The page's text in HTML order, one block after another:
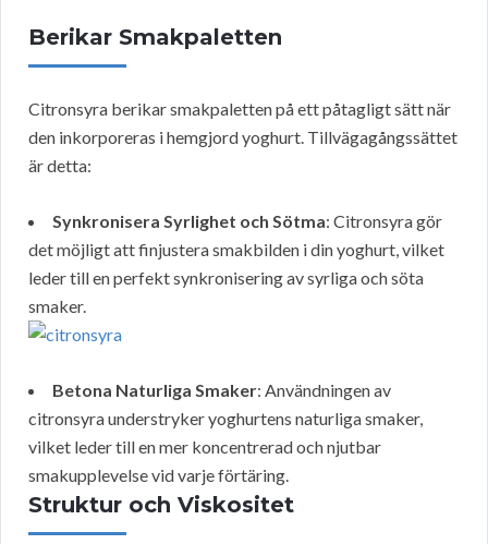
Berikar Smakpaletten
Citronsyra berikar smakpaletten på ett påtagligt sätt när
den inkorporeras i hemgjord yoghurt. Tillvägagångssättet
är detta:
Synkronisera Syrlighet och Sötma: Citronsyra gör
det möjligt att finjustera smakbilden i din yoghurt, vilket
leder till en perfekt synkronisering av syrliga och söta
smaker.
Betona Naturliga Smaker: Användningen av
citronsyra understryker yoghurtens naturliga smaker,
vilket leder till en mer koncentrerad och njutbar
smakupplevelse vid varje förtäring.
Struktur och Viskositet